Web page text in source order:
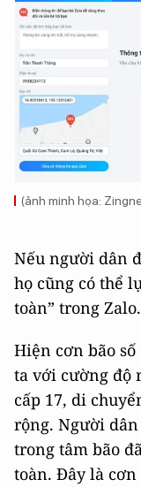
(ảnh minh họa:
Nếu người dân
họ cũng có thể
toàn” trong Zalo.
Hiện cơn bão
ta với cường độ
cấp 17, di
rộng. Người
trong tâm bão
toàn. Đây là